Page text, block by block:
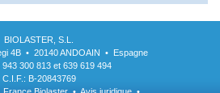
BIOLASTER, S.L.
4B • 20140 ANDOAIN • Espagne
943 300 813 et 639 619 494
C.I.F.: B-20843769